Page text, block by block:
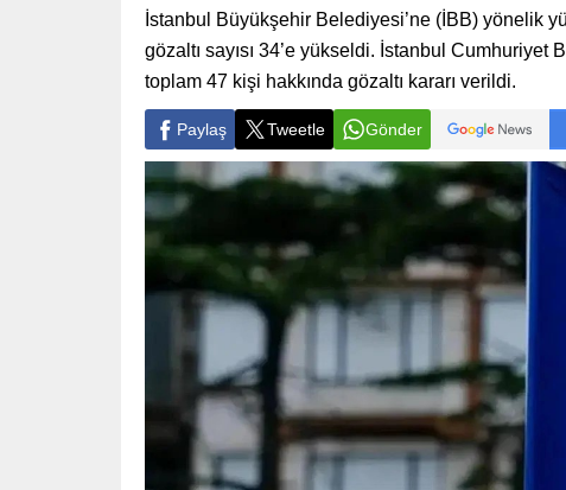
İstanbul Büyükşehir Belediyesi’ne (İBB) yönelik
gözaltı sayısı 34’e yükseldi. İstanbul Cumhuriyet
toplam 47 kişi hakkında gözaltı kararı verildi.
Paylaş Tweetle Gönder